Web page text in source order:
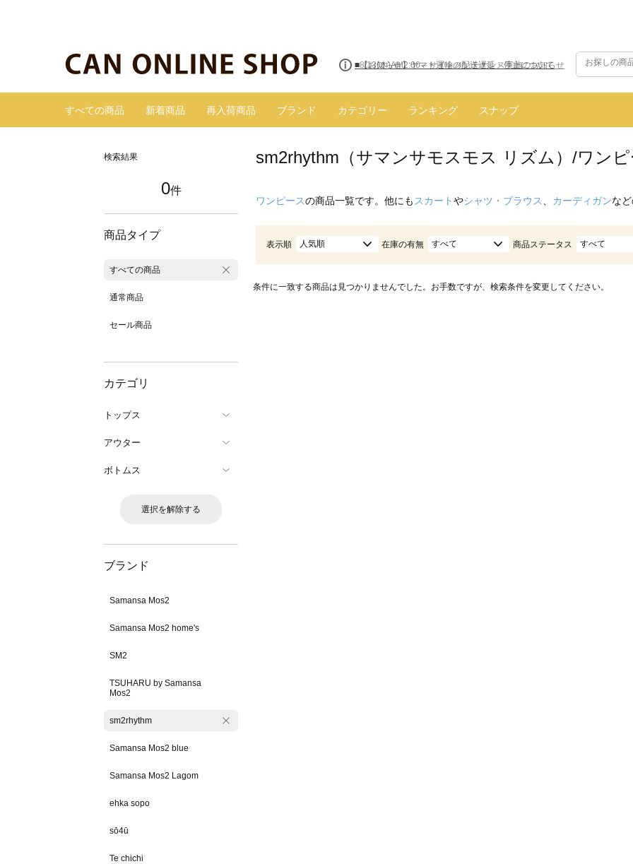
■8/13(木)AM2:00～サイトメンテナンス実施のお知らせ
すべての商品 新着商品 再入荷商品 ブランド カテゴリー ランキング スナップ
検索結果
0件
商品タイプ
すべての商品
通常商品
セール商品
カテゴリ
トップス
アウター
ボトムス
選択を解除する
ブランド
Samansa Mos2
Samansa Mos2 home's
SM2
TSUHARU by Samansa
Mos2
sm2rhythm
Samansa Mos2 blue
Samansa Mos2 Lagom
ehka sopo
sō4ū
Te chichi
sm2rhythm（サマンサモスモス リズム）/ワンピ
ワンピースの商品一覧です。他にも スカートやシャツ・ブラウス カーディガンな
表示順 人気順 在庫の有無 すべて 商品ステータス すべて
条件に一致する商品は見つかりませんでした。お手数ですが、検索条件を変更してください。